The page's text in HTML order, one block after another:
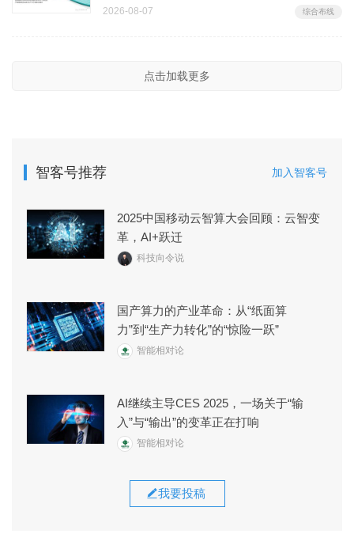
2026-08-07 综合布线
点击加载更多
智客号推荐 加入智客号
2025中国移动云智算大会回顾：云智变
革，AI+跃迁
科技向令说
国产算力的产业革命：从“纸面算
力”到“生产力转化”的“惊险一跃”
智能相对论
AI继续主导CES 2025，一场关于“输
入”与“输出”的变革正在打响
智能相对论
我要投稿